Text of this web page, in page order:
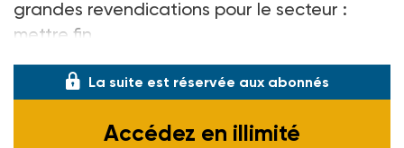
grandes revendications pour le secteur :
mettre fin
La suite est réservée aux abonnés
Accédez en illimité